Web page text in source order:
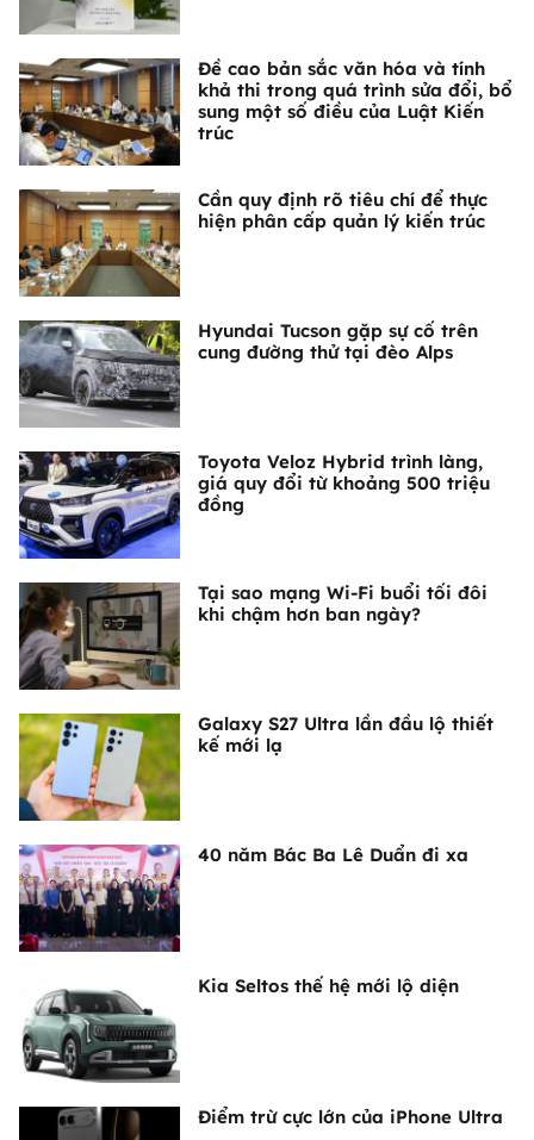
Đề cao bản sắc văn hóa và tính
khả thi trong quá trình sửa đổi, bổ
sung một số điều của Luật Kiến
trúc
Cần quy định rõ tiêu chí để thực
hiện phân cấp quản lý kiến trúc
Hyundai Tucson gặp sự cố trên
cung đường thử tại đèo Alps
Toyota Veloz Hybrid trình làng,
giá quy đổi từ khoảng 500 triệu
đồng
Tại sao mạng Wi-Fi buổi tối đôi
khi chậm hơn ban ngày?
Galaxy S27 Ultra lần đầu lộ thiết
kế mới lạ
40 năm Bác Ba Lê Duẩn đi xa
Kia Seltos thế hệ mới lộ diện
Điểm trừ cực lớn của iPhone Ultra